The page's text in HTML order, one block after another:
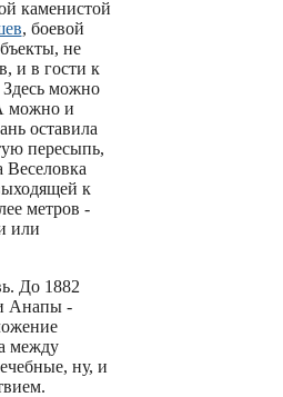
каменистой
, боевой
не
и в гости к
можно
можно и
оставила
пересыпь,
Веселовка
к
метров -
или
До 1882
Анапы -
между
ну, и